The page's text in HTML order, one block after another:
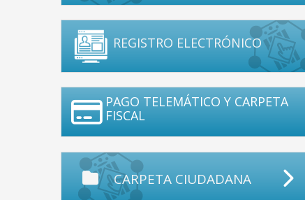
REGISTRO ELECTRÓNICO
PAGO TELEMÁTICO Y CARPETA
FISCAL
CARPETA CIUDADANA